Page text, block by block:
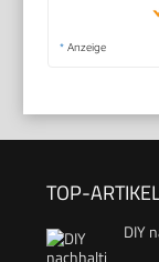
* Anzeige
TOP-
DIY